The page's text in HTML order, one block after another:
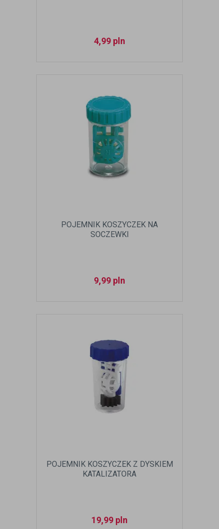
4,99 pln
POJEMNIK KOSZYCZEK NA
SOCZEWKI
9,99 pln
POJEMNIK KOSZYCZEK Z DYSKIEM
KATALIZATORA
19,99 pln